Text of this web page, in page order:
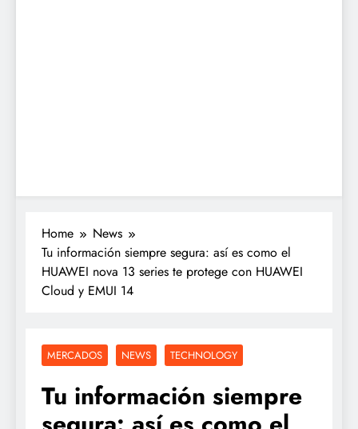
Home
News
Tu información siempre segura: así es como el
HUAWEI nova 13 series te protege con HUAWEI
Cloud y EMUI 14
MERCADOS NEWS TECHNOLOGY
Tu información siempre